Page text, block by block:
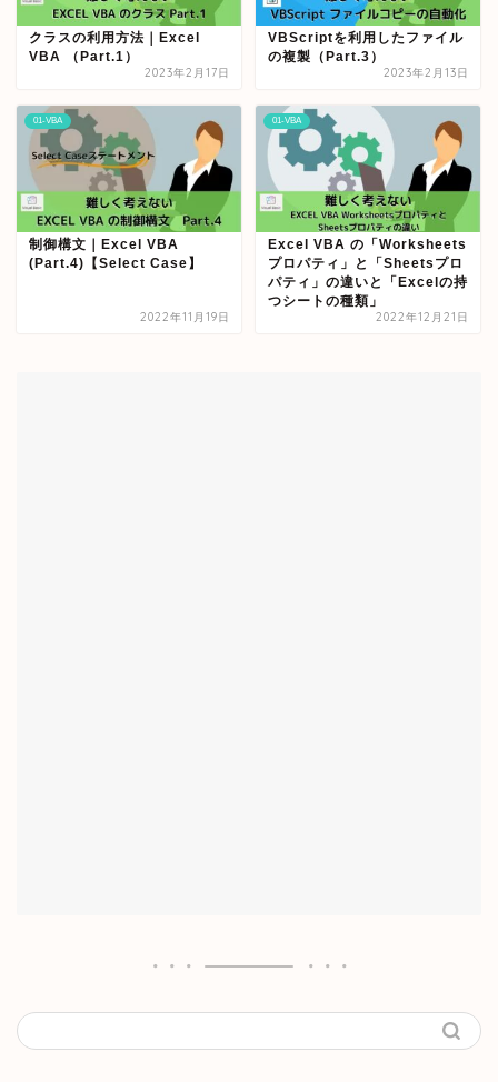
クラスの利用方法｜Excel
VBA （Part.1）
2023年2月17日
VBScriptを利用したファイル
の複製（Part.3）
2023年2月13日
01-VBA
制御構文｜Excel VBA
(Part.4)【Select Case】
2022年11月19日
01-VBA
Excel VBA の「Worksheets
プロパティ」と「Sheetsプロ
パティ」の違いと「Excelの持
つシートの種類」
2022年12月21日